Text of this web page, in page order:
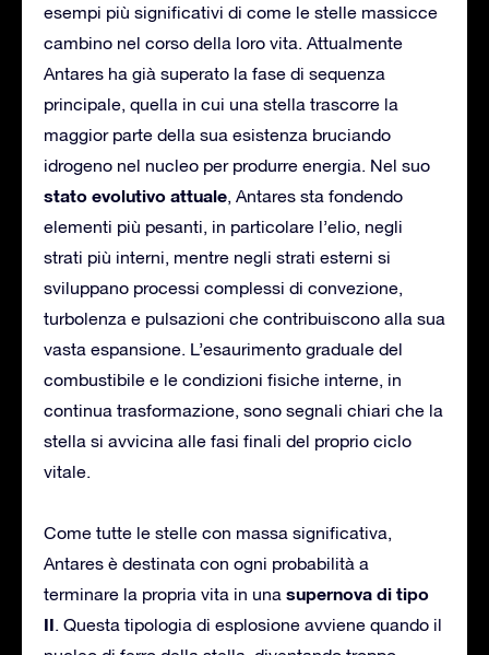
esempi più significativi di come le stelle massicce
cambino nel corso della loro vita. Attualmente
Antares ha già superato la fase di sequenza
principale, quella in cui una stella trascorre la
maggior parte della sua esistenza bruciando
idrogeno nel nucleo per produrre energia. Nel suo
stato evolutivo attuale, Antares sta fondendo
elementi più pesanti, in particolare l’elio, negli
strati più interni, mentre negli strati esterni si
sviluppano processi complessi di convezione,
turbolenza e pulsazioni che contribuiscono alla sua
vasta espansione. L’esaurimento graduale del
combustibile e le condizioni fisiche interne, in
continua trasformazione, sono segnali chiari che la
stella si avvicina alle fasi finali del proprio ciclo
vitale.
Come tutte le stelle con massa significativa,
Antares è destinata con ogni probabilità a
terminare la propria vita in una supernova di tipo
II. Questa tipologia di esplosione avviene quando il